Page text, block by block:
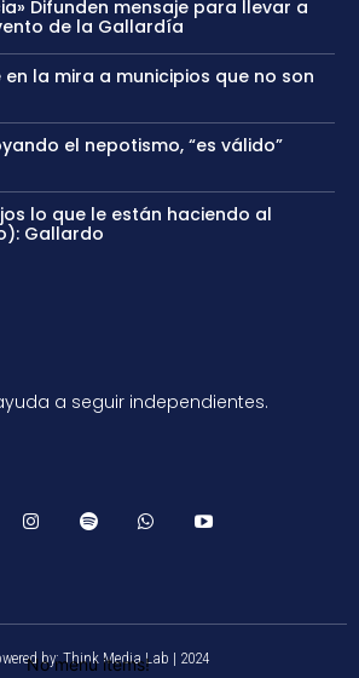
Difunden mensaje para llevar a
de la Gallardía
la mira a municipios que no son
el nepotismo, “es válido”
lo que le están haciendo al
Gallardo
a seguir independientes.
by: Think Media Lab | 2024
No menu items!